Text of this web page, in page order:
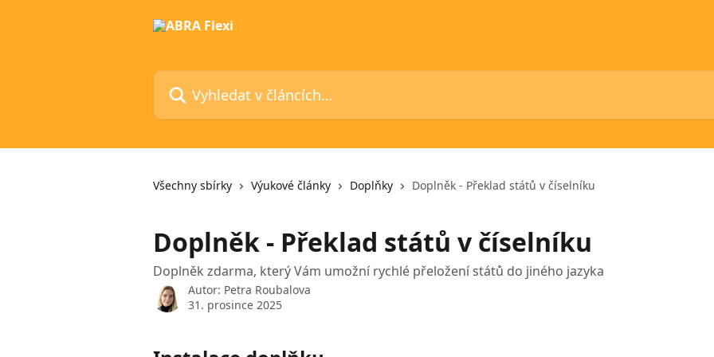
Vyhledat v článcích…
Všechny sbírky Výukové články Doplňky Doplněk - Překlad států v číselníku
Doplněk - Překlad států v číselníku
Doplněk zdarma, který Vám umožní rychlé přeložení států do jiného jazyka
Autor: Petra Roubalova
31. prosince 2025